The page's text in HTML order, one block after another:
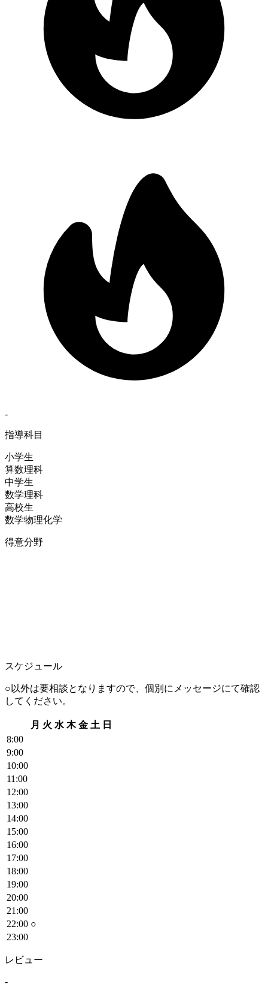
-
指導科目
小学生
算数理科
中学生
数学理科
高校生
数学物理化学
得意分野
スケジュール
○以外は要相談となりますので、個別にメッセージにて確認
してください。
月 火 水 木 金 土 日
8:00
9:00
10:00
11 :00
12:00
13:00
14:00
15:00
16:00
17:00
18:00
19:00
20:00
21 :00
22:00 ○
23:00
レビュー
-